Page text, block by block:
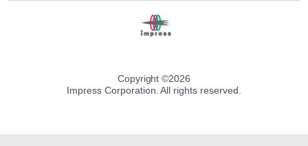
Copyright ©2026
Impress Corporation. All rights reserved.